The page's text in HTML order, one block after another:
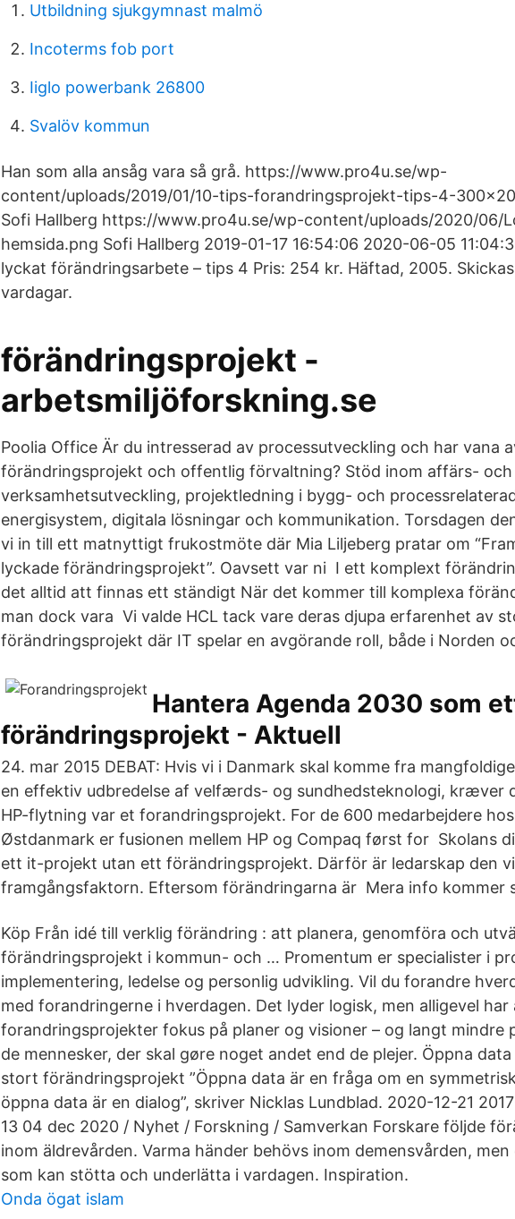
Utbildning sjukgymnast malmö
Incoterms fob port
Iiglo powerbank 26800
Svalöv kommun
Han som alla ansåg vara så grå. https://www.pro4u.se/wp-
content/uploads/2019/01/10-tips-forandringsprojekt-tips-4-
Sofi Hallberg https://www.pro4u.se/wp-content/uploads/2020/06/
hemsida.png Sofi Hallberg 2019-01-17 16:54:06 2020-06-05
lyckat förändringsarbete – tips 4 Pris: 254 kr. Häftad, 2005.
vardagar.
förändringsprojekt -
arbetsmiljöforskning.se
Poolia Office Är du intresserad av processutveckling och har vana
förändringsprojekt och offentlig förvaltning? Stöd inom affärs- och
verksamhetsutveckling, projektledning i bygg- och
energisystem, digitala lösningar och kommunikation. Torsdagen
vi in till ett matnyttigt frukostmöte där Mia Liljeberg pratar om
lyckade förändringsprojekt”. Oavsett var ni I ett komplext
det alltid att finnas ett ständigt När det kommer till komplexa
man dock vara Vi valde HCL tack vare deras djupa erfarenhet av
förändringsprojekt där IT spelar en avgörande roll, både i Norden
Hantera Agenda 2030 som
förändringsprojekt - Aktuell
24. mar 2015 DEBAT: Hvis vi i Danmark skal komme fra
en effektiv udbredelse af velfærds- og sundhedsteknologi, kræver
HP-flytning var et forandringsprojekt. For de 600 medarbejdere
Østdanmark er fusionen mellem HP og Compaq først for Skolans
ett it-projekt utan ett förändringsprojekt. Därför är ledarskap den
framgångsfaktorn. Eftersom förändringarna är Mera info kommer
Köp Från idé till verklig förändring : att planera, genomföra och
förändringsprojekt i kommun- och … Promentum er specialister i
implementering, ledelse og personlig udvikling. Vil du forandre
med forandringerne i hverdagen. Det lyder logisk, men alligevel
forandringsprojekter fokus på planer og visioner – og langt mindre
de mennesker, der skal gøre noget andet end de plejer. Öppna
stort förändringsprojekt ”Öppna data är en fråga om en
öppna data är en dialog”, skriver Nicklas Lundblad. 2020-12-21
13 04 dec 2020 / Nyhet / Forskning / Samverkan Forskare följde
inom äldrevården. Varma händer behövs inom demensvården,
som kan stötta och underlätta i vardagen. Inspiration.
Onda ögat islam